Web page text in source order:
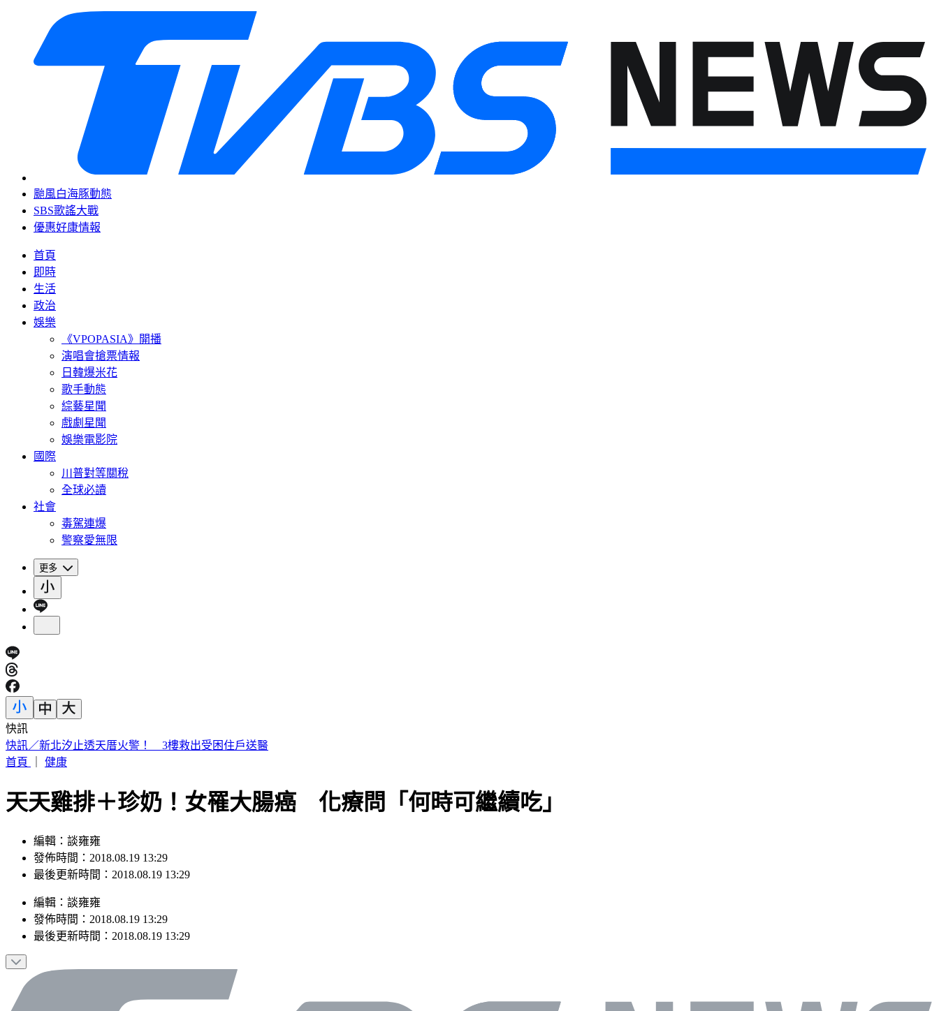
颱風白海豚動態
SBS歌謠大戰
優惠好康情報
首頁
即時
生活
政治
娛樂
《VPOPASIA》開播
演唱會搶票情報
日韓爆米花
歌手動態
綜藝星聞
戲劇星聞
娛樂電影院
國際
川普對等關稅
全球必讀
社會
毒駕連爆
警察愛無限
更多
快訊
快訊／新北汐止透天厝火警！ 3樓救出受困住戶送醫
首頁
健康
天天雞排＋珍奶！女罹大腸癌 化療問「何時可繼續吃」
編輯：談雍雍
發佈時間：2018.08.19 13:29
最後更新時間：2018.08.19 13:29
編輯 ： 談雍雍
發佈時間： 2018.08.19 13:29
最後更新時間： 2018.08.19 13:29